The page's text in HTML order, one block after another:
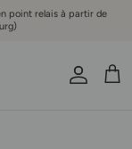
point relais à partir de
Compte